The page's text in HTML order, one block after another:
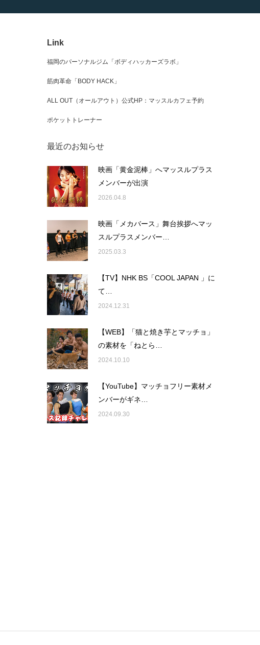
Link
福岡のパーソナルジム「ボディハッカーズラボ」
筋肉革命「BODY HACK」
ALL OUT（オールアウト）公式HP：マッスルカフェ予約
ポケットトレーナー
最近のお知らせ
映画「黄金泥棒」へマッスルプラス
メンバーが出演
2026.04.8
映画「メカバース」舞台挨拶へマッ
スルプラスメンバー…
2025.03.3
【TV】NHK BS「COOL JAPAN 」に
て…
2024.12.31
【WEB】「猫と焼き芋とマッチョ」
の素材を「ねとら…
2024.10.10
【YouTube】マッチョフリー素材メ
ンバーがギネ…
2024.09.30